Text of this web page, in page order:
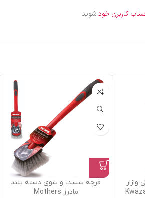
کاربری خودشوید.
فرچه شست و شوی دسته بلند
مادرز Mothers